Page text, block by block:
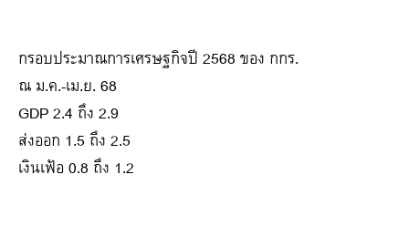
กรอบประมาณการเศรษฐกิจปี 2568 ของ กกร.
ณ ม.ค.-เม.ย. 68
GDP 2.4 ถึง 2.9
ส่งออก 1.5 ถึง 2.5
เงินเฟ้อ 0.8 ถึง 1.2